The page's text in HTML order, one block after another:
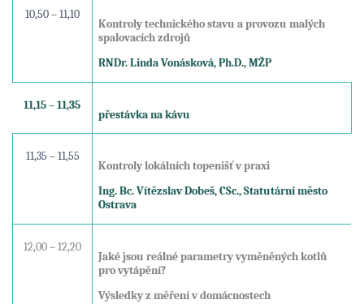
10,50 – 11,10
Kontroly technického stavu a provozu malých
spalovacích zdrojů
RNDr. Linda Vonásková, Ph.D., MŽP
11,15 – 11,35
přestávka na kávu
11,35 – 11,55
Kontroly lokálních topenišť v praxi
Ing. Bc. Vítězslav Dobeš, CSc., Statutární město
Ostrava
12,00 – 12,20
Jaké jsou reálné parametry vyměněných kotlů
pro vytápění?
Výsledky z měření v domácnostech